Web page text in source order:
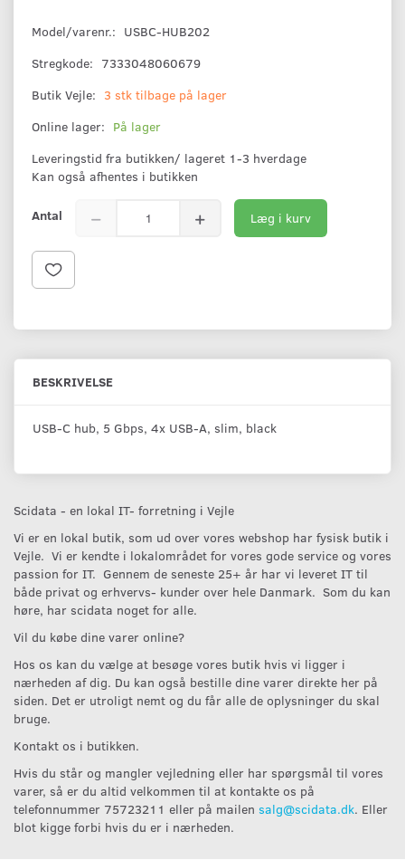
Model/varenr.: USBC-HUB202
Stregkode: 7333048060679
Butik Vejle: 3 stk tilbage på lager
Online lager: På lager
Leveringstid fra butikken/ lageret 1-3 hverdage
Kan også afhentes i butikken
Antal Læg i kurv
BESKRIVELSE
USB-C hub, 5 Gbps, 4x USB-A, slim, black
Scidata - en lokal IT- forretning i Vejle
Vi er en lokal butik, som ud over vores webshop har fysisk butik i
Vejle. Vi er kendte i lokalområdet for vores gode service og vores
passion for IT. Gennem de seneste 25+ år har vi leveret IT til
både privat og erhvervs- kunder over hele Danmark. Som du kan
høre, har scidata noget for alle.
Vil du købe dine varer online?
Hos os kan du vælge at besøge vores butik hvis vi ligger i
nærheden af dig. Du kan også bestille dine varer direkte her på
siden. Det er utroligt nemt og du får alle de oplysninger du skal
bruge.
Kontakt os i butikken.
Hvis du står og mangler vejledning eller har spørgsmål til vores
varer, så er du altid velkommen til at kontakte os på
telefonnummer 75723211 eller på mailen salg@scidata.dk. Eller
blot kigge forbi hvis du er i nærheden.